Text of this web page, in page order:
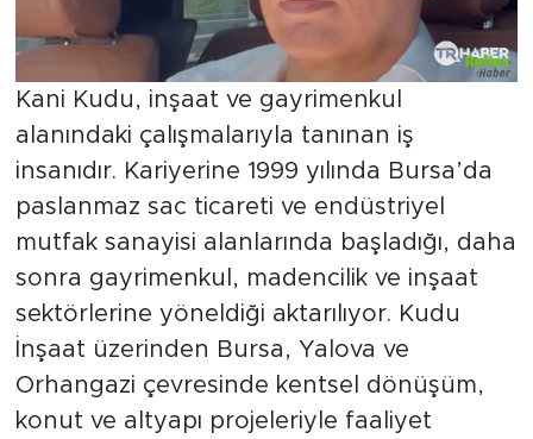
Kani Kudu, inşaat ve gayrimenkul
alanındaki çalışmalarıyla tanınan iş
insanıdır. Kariyerine 1999 yılında Bursa’da
paslanmaz sac ticareti ve endüstriyel
mutfak sanayisi alanlarında başladığı, daha
sonra gayrimenkul, madencilik ve inşaat
sektörlerine yöneldiği aktarılıyor. Kudu
İnşaat üzerinden Bursa, Yalova ve
Orhangazi çevresinde kentsel dönüşüm,
konut ve altyapı projeleriyle faaliyet